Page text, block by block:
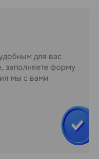
для вас
заполняете форму
мы с вами